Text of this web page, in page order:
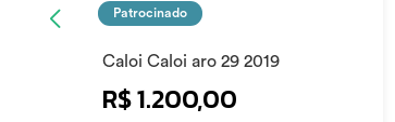
Tamanho da roda (aro)
Pneu dianteiro
Patrocinado
Caloi Caloi aro 29 2019
R$ 1.200,00